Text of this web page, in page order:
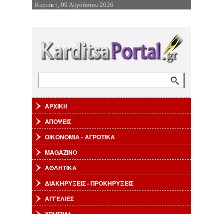
Επιστροφή στην Πλοήγηση
Κυριακή, 09 Αυγούστου 2026
ΑΡΧΙΚΗ
ΑΠΟΨΕΙΣ
ΟΙΚΟΝΟΜΙΑ - ΑΓΡΟΤΙΚΑ
MAGAZINO
ΑΘΛΗΤΙΚΑ
ΔΙΑΚΗΡΥΞΕΙΣ - ΠΡΟΚΗΡΥΞΕΙΣ
ΑΓΓΕΛΙΕΣ